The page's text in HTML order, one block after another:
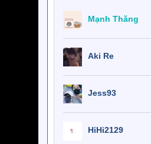
Mạnh Thăng
Aki Re
Jess93
HiHi2129